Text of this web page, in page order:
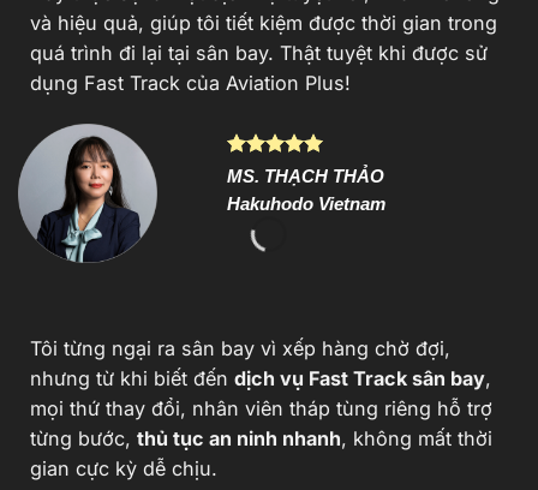
và hiệu quả, giúp tôi tiết kiệm được thời gian trong
quá trình đi lại tại sân bay. Thật tuyệt khi được sử
dụng Fast Track của Aviation Plus!
MS. THẠCH THẢO
Hakuhodo Vietnam
Tôi từng ngại ra sân bay vì xếp hàng chờ đợi,
nhưng từ khi biết đến dịch vụ Fast Track sân bay,
mọi thứ thay đổi, nhân viên tháp tùng riêng hỗ trợ
từng bước, thủ tục an ninh nhanh, không mất thời
gian cực kỳ dễ chịu.